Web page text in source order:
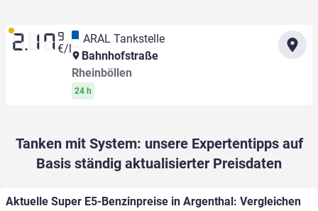
2.17 9
€/l
ARAL Tankstelle
Bahnhofstraße
Rheinböllen
24 h
Tanken mit System: unsere Expertentipps auf
Basis ständig aktualisierter Preisdaten
Aktuelle Super E5-Benzinpreise in Argenthal: Vergleichen